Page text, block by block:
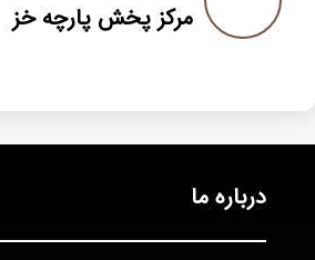
مرکز پخش پارچه خز
درباره ما